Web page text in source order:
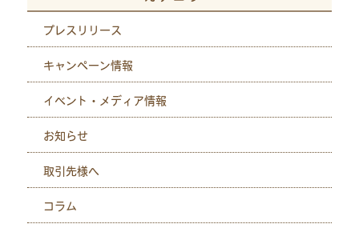
プレスリリース
キャンペーン情報
イベント・メディア情報
お知らせ
取引先様へ
コラム